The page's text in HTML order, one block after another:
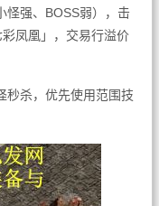
怪强、BOSS弱），击
凤凰」，交易行溢价
秒杀，优先使用范围技